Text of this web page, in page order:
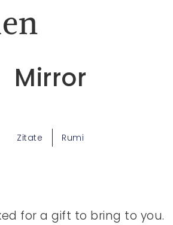
Mirror
Zitate Rumi
for a gift to bring to you.